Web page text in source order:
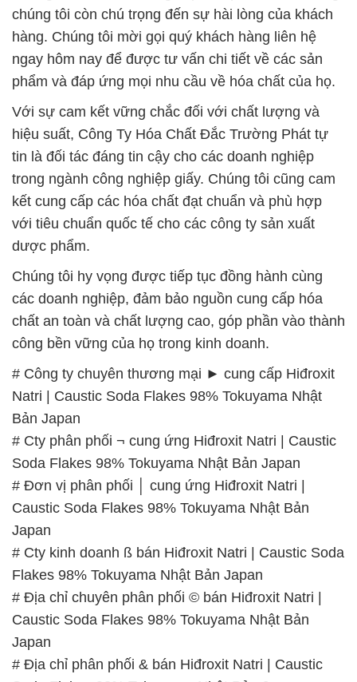
chúng tôi còn chú trọng đến sự hài lòng của khách
hàng. Chúng tôi mời gọi quý khách hàng liên hệ
ngay hôm nay để được tư vấn chi tiết về các sản
phẩm và đáp ứng mọi nhu cầu về hóa chất của họ.
Với sự cam kết vững chắc đối với chất lượng và
hiệu suất, Công Ty Hóa Chất Đắc Trường Phát tự
tin là đối tác đáng tin cậy cho các doanh nghiệp
trong ngành công nghiệp giấy. Chúng tôi cũng cam
kết cung cấp các hóa chất đạt chuẩn và phù hợp
với tiêu chuẩn quốc tế cho các công ty sản xuất
dược phẩm.
Chúng tôi hy vọng được tiếp tục đồng hành cùng
các doanh nghiệp, đảm bảo nguồn cung cấp hóa
chất an toàn và chất lượng cao, góp phần vào thành
công bền vững của họ trong kinh doanh.
# Công ty chuyên thương mại ► cung cấp Hiđroxit
Natri | Caustic Soda Flakes 98% Tokuyama Nhật
Bản Japan
# Cty phân phối ¬ cung ứng Hiđroxit Natri | Caustic
Soda Flakes 98% Tokuyama Nhật Bản Japan
# Đơn vị phân phối │ cung ứng Hiđroxit Natri |
Caustic Soda Flakes 98% Tokuyama Nhật Bản
Japan
# Cty kinh doanh ß bán Hiđroxit Natri | Caustic Soda
Flakes 98% Tokuyama Nhật Bản Japan
# Địa chỉ chuyên phân phối © bán Hiđroxit Natri |
Caustic Soda Flakes 98% Tokuyama Nhật Bản
Japan
# Địa chỉ phân phối & bán Hiđroxit Natri | Caustic